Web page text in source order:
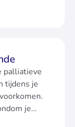
palliatieve
tijdens je
je